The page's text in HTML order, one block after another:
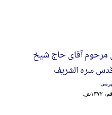
مرحوم‌ آقای‌ حاج‌ شیخ‌
سره‌ الشریف‌